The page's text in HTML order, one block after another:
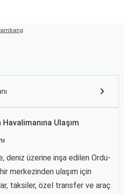
Ulaşım
deniz üzerine inşa edilen Ordu-
merkezinden ulaşım için
taksiler, özel transfer ve araç